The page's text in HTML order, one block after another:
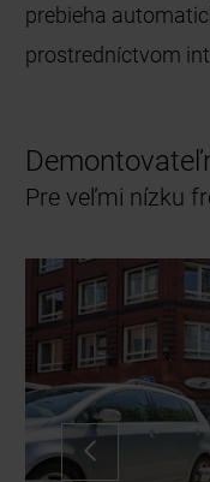
prebieha
prostredníctvom
Pre veľmi nízku